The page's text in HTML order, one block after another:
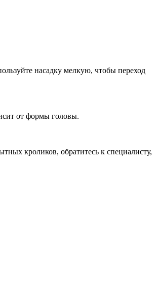
насадку мелкую, чтобы переход
от формы головы.
кроликов, обратитесь к специалисту,